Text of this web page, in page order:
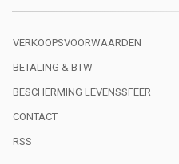
VERKOOPSVOORWAARDEN
BETALING & BTW
BESCHERMING LEVENSSFEER
CONTACT
RSS